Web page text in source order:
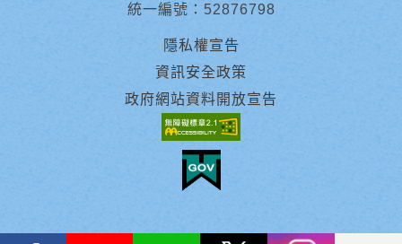
統一編號：52876798
隱私權宣告
資訊安全政策
政府網站資料開放宣告